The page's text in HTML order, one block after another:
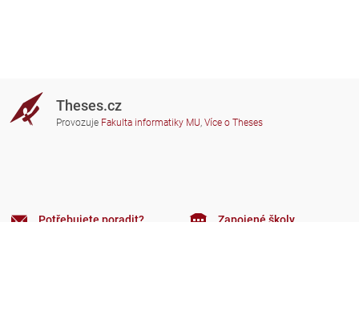
Theses.cz
Provozuje Fakulta informatiky MU, Více o Theses
Potřebujete poradit? Zapojené školy